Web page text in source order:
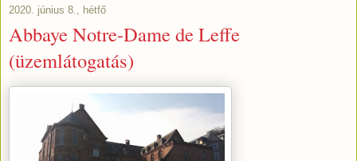
2020. június 8., hétfő
Abbaye Notre-Dame de Leffe
(üzemlátogatás)